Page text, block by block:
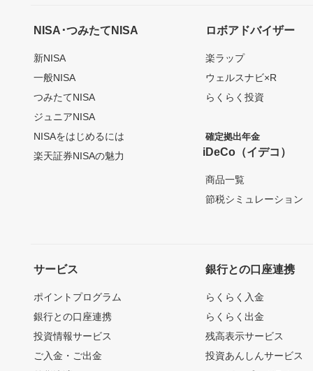
NISA･つみたてNISA
新NISA
一般NISA
つみたてNISA
ジュニアNISA
NISAをはじめるには
楽天証券NISAの魅力
ロボアドバイザー
楽ラップ
ウェルスナビ×R
らくらく投資
確定拠出年金
iDeCo（イデコ）
商品一覧
節税シミュレーション
サービス
ポイントプログラム
銀行との口座連携
投資情報サービス
ご入金・ご出金
銀行との口座連携
らくらく入金
らくらく出金
残高表示サービス
投資あんしんサービス